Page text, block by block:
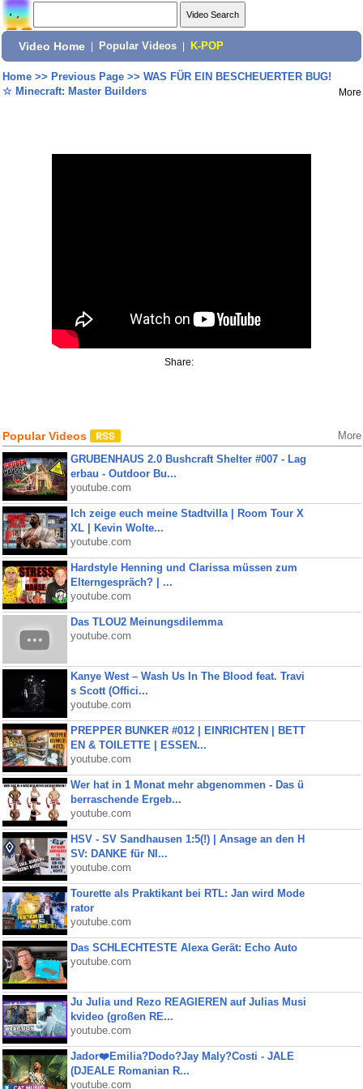
Video Home Popular Videos K-POP
Home>> Previous Page>> WAS FÜR EIN BESCHEUERTER BUG!
☆ Minecraft: Master Builders
More
Share:
Popular Videos More
GRUBENHAUS 2.0 Bushcraft Shelter #007 - Lag
erbau - Outdoor Bu...
youtube.com
Ich zeige euch meine Stadtvilla | Room Tour X
XL | Kevin Wolte...
youtube.com
Hardstyle Henning und Clarissa müssen zum
Elterngespräch? | ...
youtube.com
Das TLOU2 Meinungsdilemma
youtube.com
Kanye West – Wash Us In The Blood feat. Travi
s Scott (Offici...
youtube.com
PREPPER BUNKER #012 | EINRICHTEN | BETT
EN & TOILETTE | ESSEN...
youtube.com
Wer hat in 1 Monat mehr abgenommen - Das ü
berraschende Ergeb...
youtube.com
HSV - SV Sandhausen 1:5(!) | Ansage an den H
SV: DANKE für NI...
youtube.com
Tourette als Praktikant bei RTL: Jan wird Mode
rator
youtube.com
Das SCHLECHTESTE Alexa Gerät: Echo Auto
youtube.com
Ju Julia und Rezo REAGIEREN auf Julias Musi
kvideo (großen RE...
youtube.com
Jador❤️Emilia?Dodo?Jay Maly?Costi - JALE
(DJEALE Romanian R...
youtube.com